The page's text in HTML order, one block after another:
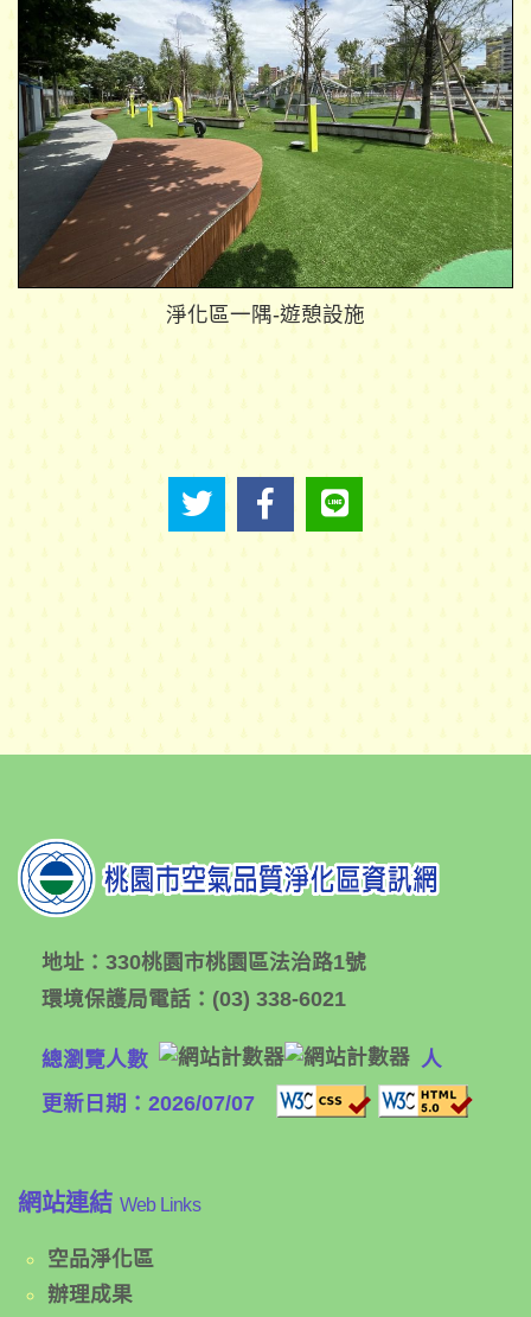
淨化區一隅-遊憩設施
地址： 330桃園市桃園區法治路1號
環境保護局電話： (03) 338-6021
總瀏覽人數
人
更新日期：2026/07/07
網站連結 Web Links
空品淨化區
辦理成果